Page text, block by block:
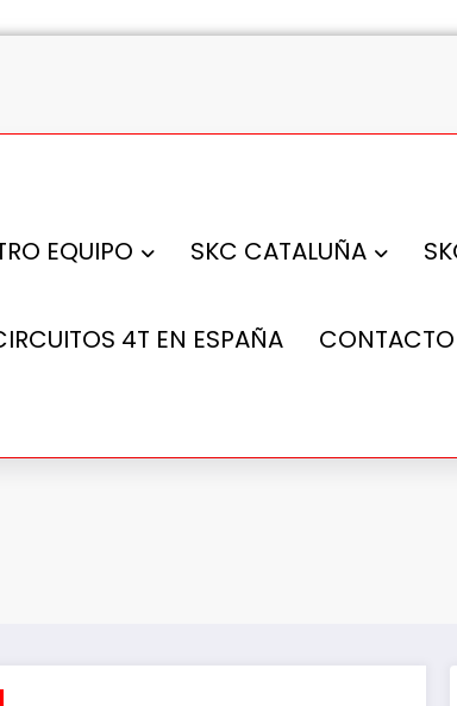
EQUIPO SKC CATALUÑA
4T EN ESPAÑA CONTACTO